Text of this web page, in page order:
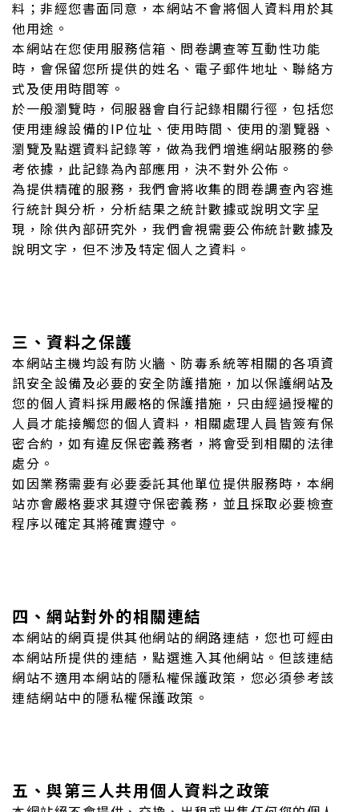
料；非經您書面同意，本網站不會將個人資料用於其
他用途。
本網站在您使用服務信箱、問卷調查等互動性功能
時，會保留您所提供的姓名、電子郵件地址、聯絡方
式及使用時間等。
於一般瀏覽時，伺服器會自行記錄相關行徑，包括您
使用連線設備的IP位址、使用時間、使用的瀏覽器、
瀏覽及點選資料記錄等，做為我們增進網站服務的參
考依據，此記錄為內部應用，決不對外公佈。
為提供精確的服務，我們會將收集的問卷調查內容進
行統計與分析，分析結果之統計數據或說明文字呈
現，除供內部研究外，我們會視需要公佈統計數據及
說明文字，但不涉及特定個人之資料。
三、資料之保護
本網站主機均設有防火牆、防毒系統等相關的各項資
訊安全設備及必要的安全防護措施，加以保護網站及
您的個人資料採用嚴格的保護措施，只由經過授權的
人員才能接觸您的個人資料，相關處理人員皆簽有保
密合約，如有違反保密義務者，將會受到相關的法律
處分。
如因業務需要有必要委託其他單位提供服務時，本網
站亦會嚴格要求其遵守保密義務，並且採取必要檢查
程序以確定其將確實遵守。
四、網站對外的相關連結
本網站的網頁提供其他網站的網路連結，您也可經由
本網站所提供的連結，點選進入其他網站。但該連結
網站不適用本網站的隱私權保護政策，您必須參考該
連結網站中的隱私權保護政策。
五、與第三人共用個人資料之政策